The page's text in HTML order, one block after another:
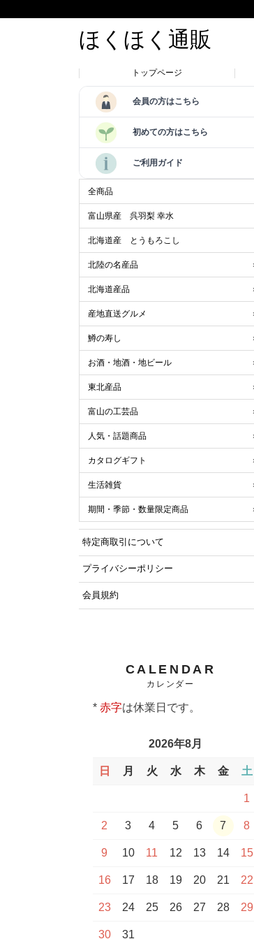
ほくほく通販
トップページ
会員の方はこちら
初めての方はこちら
ご利用ガイド
全商品
富山県産 呉羽梨 幸水
北海道産 とうもろこし
北陸の名産品
北海道産品
産地直送グルメ
鱒の寿し
お酒・地酒・地ビール
東北産品
富山の工芸品
人気・話題商品
カタログギフト
生活雑貨
期間・季節・数量限定商品
特定商取引について
プライバシーポリシー
会員規約
CALENDAR
カレンダー
* 赤字は休業日です。
2026年8月
日 月 火 水 木 金 土
1
2 3 4 5 6 7 8
9 10 11 12 13 14 15
16 17 18 19 20 21 22
23 24 25 26 27 28 29
30 31